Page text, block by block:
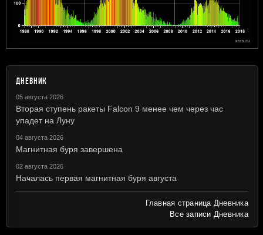
ДНЕВНИК
05 августа 2026
Вторая ступень ракеты Falcon 9 менее чем через час
упадет на Луну
04 августа 2026
Магнитная буря завершена
02 августа 2026
Началась первая магнитная буря августа
Главная страница Дневника
Все записи Дневника